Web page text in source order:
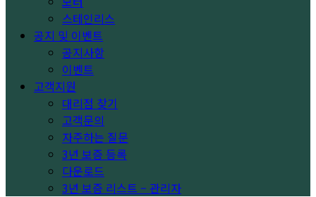
스테인리스
공지 및 이벤트
공지사항
이벤트
고객지원
대리점 찾기
고객문의
자주하는 질문
3년 보증 등록
다운로드
3년 보증 리스트 – 관리자